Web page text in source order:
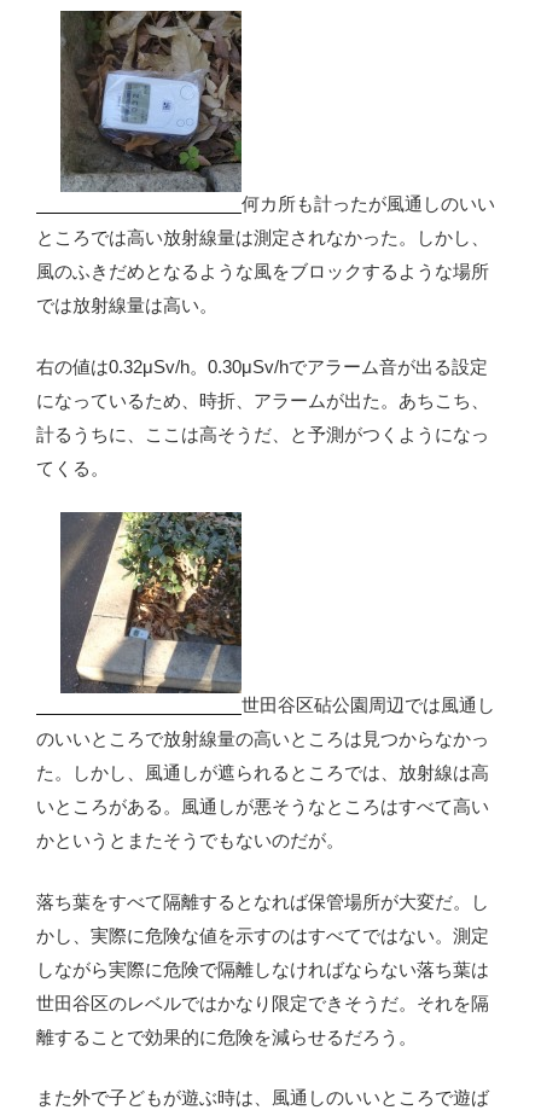
何カ所も計ったが風通しのいい
ところでは高い放射線量は測定されなかった。しかし、
風のふきだめとなるような風をブロックするような場所
では放射線量は高い。
右の値は0.32μSv/h。0.30μSv/hでアラーム音が出る設定
になっているため、時折、アラームが出た。あちこち、
計るうちに、ここは高そうだ、と予測がつくようになっ
てくる。
世田谷区砧公園周辺では風通し
のいいところで放射線量の高いところは見つからなかっ
た。しかし、風通しが遮られるところでは、放射線は高
いところがある。風通しが悪そうなところはすべて高い
かというとまたそうでもないのだが。
落ち葉をすべて隔離するとなれば保管場所が大変だ。し
かし、実際に危険な値を示すのはすべてではない。測定
しながら実際に危険で隔離しなければならない落ち葉は
世田谷区のレベルではかなり限定できそうだ。それを隔
離することで効果的に危険を減らせるだろう。
また外で子どもが遊ぶ時は、風通しのいいところで遊ば